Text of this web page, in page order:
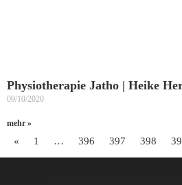
Physiotherapie Jatho | Heike
09/10/2020
mehr »
« 1 … 396 397 398